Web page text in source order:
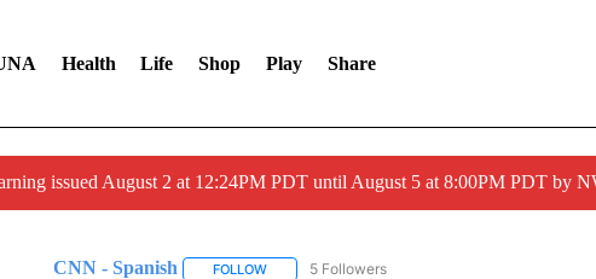
Health Life Shop Play Share
issued August 2 at 12:24PM PDT until August 5 at 8:00PM PDT by
CNN - Spanish FOLLOWFOLLOW "CNN - SPANISH" TO RECEIVE
5 Followers